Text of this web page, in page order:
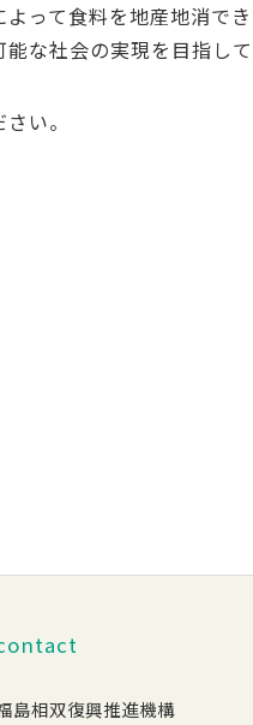
よって食料を地産地消で
な社会の実現を目指して
い。
島相双復興推進機構